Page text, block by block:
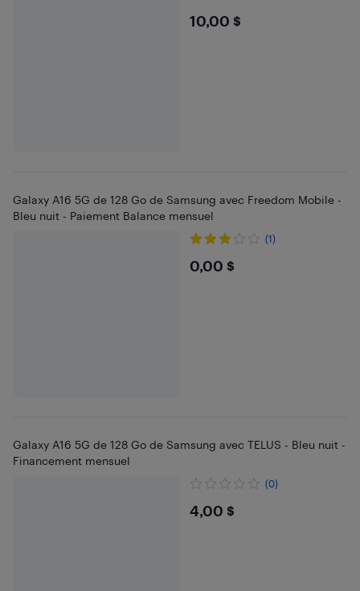
$10
10,00 $
Galaxy A16 5G de 128 Go de Samsung avec Freedom Mobile -
Bleu nuit - Paiement Balance mensuel
(1)
$0
0,00 $
Galaxy A16 5G de 128 Go de Samsung avec TELUS - Bleu nuit -
Financement mensuel
(0)
$4
4,00 $